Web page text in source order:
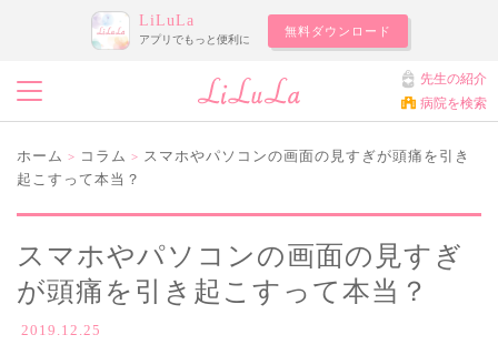
LiLuLa
アプリでもっと便利に
無料ダウンロード
先生の紹介
病院を検索
ホーム > コラム > スマホやパソコンの画面の見すぎが頭痛を引き
起こすって本当？
スマホやパソコンの画面の見すぎ
が頭痛を引き起こすって本当？
2019.12.25